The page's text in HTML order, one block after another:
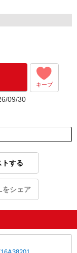
キープ
09/30
トする
をシェア